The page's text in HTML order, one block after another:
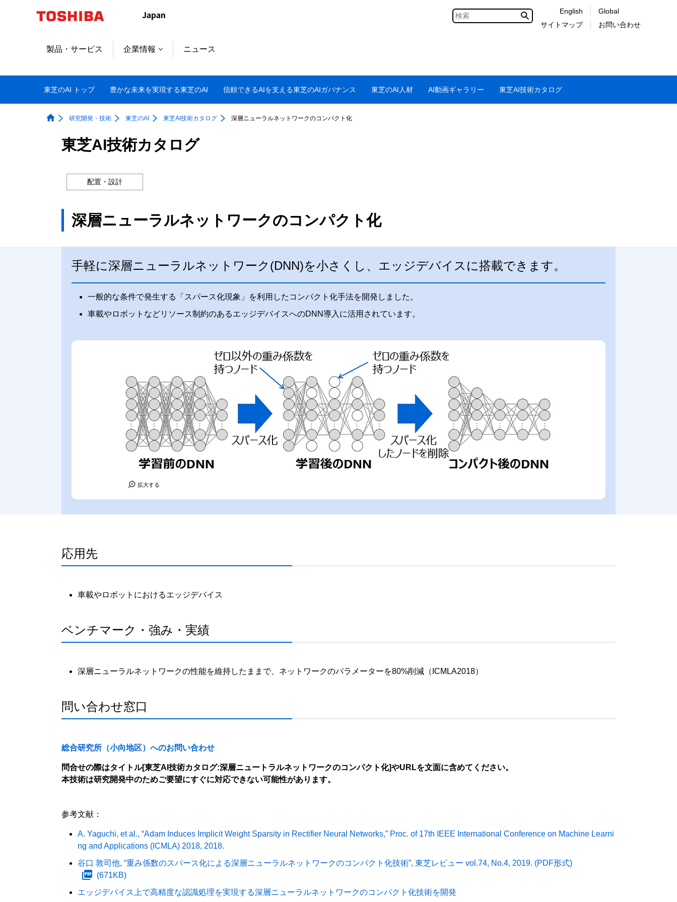
English
サイトマップ
Global
お問い合わせ
製品・サービス 企業情報 ニュース
東芝のAI トップ 豊かな未来を実現する東芝のAI 信頼できるAIを支える東芝のAIガバナンス 東芝のAI人材 AI動画ギャラリー 東芝AI技術カタログ
研究開発・技術 東芝のAI 東芝AI技術カタログ 深層ニューラルネットワークのコンパクト化
東芝AI技術カタログ
配置・設計
深層ニューラルネットワークのコンパクト化
手軽に深層ニューラルネットワーク(DNN)を小さくし、エッジデバイスに搭載できます。
一般的な条件で発生する「スパース化現象」を利用したコンパクト化手法を開発しました。
車載やロボットなどリソース制約のあるエッジデバイスへのDNN導入に活用されています。
拡大する
応用先
車載やロボットにおけるエッジデバイス
ベンチマーク・強み・実績
深層ニューラルネットワークの性能を維持したままで、ネットワークのパラメーターを80%削減（ICMLA2018）
問い合わせ窓口
総合研究所（小向地区）へのお問い合わせ
問合せの際はタイトル[東芝AI技術カタログ:深層ニュートラルネットワークのコンパクト化]やURLを文面に含めてください。
本技術は研究開発中のためご要望にすぐに対応できない可能性があります。
参考文献：
A. Yaguchi, et al., “Adam Induces Implicit Weight Sparsity in Rectifier Neural Networks,” Proc. of 17th IEEE International Conference on Machine Learni
ng and Applications (ICMLA) 2018, 2018.
谷口 敦司他, “重み係数のスパース化による深層ニューラルネットワークのコンパクト化技術”, 東芝レビュー vol.74, No.4, 2019. (PDF形式)
(671KB)
エッジデバイス上で高精度な認識処理を実現する深層ニューラルネットワークのコンパクト化技術を開発